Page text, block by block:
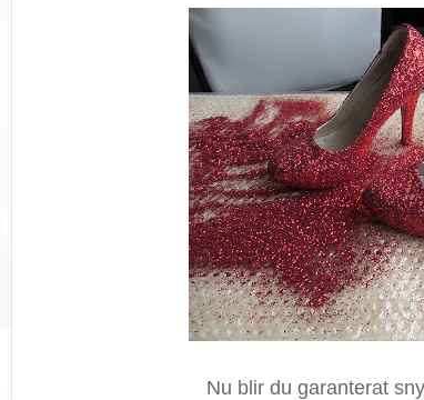
Nu blir du garanterat